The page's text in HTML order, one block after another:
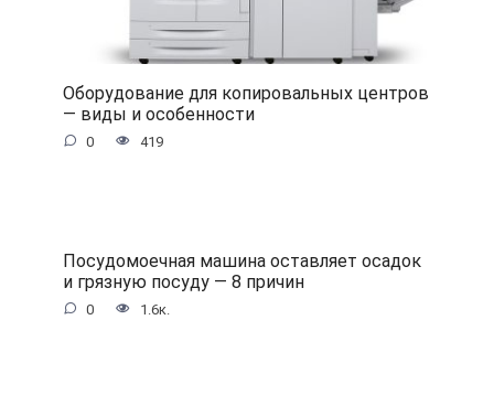
Оборудование для копировальных центров
— виды и особенности
0 419
Посудомоечная машина оставляет осадок
и грязную посуду — 8 причин
0 1.6к.